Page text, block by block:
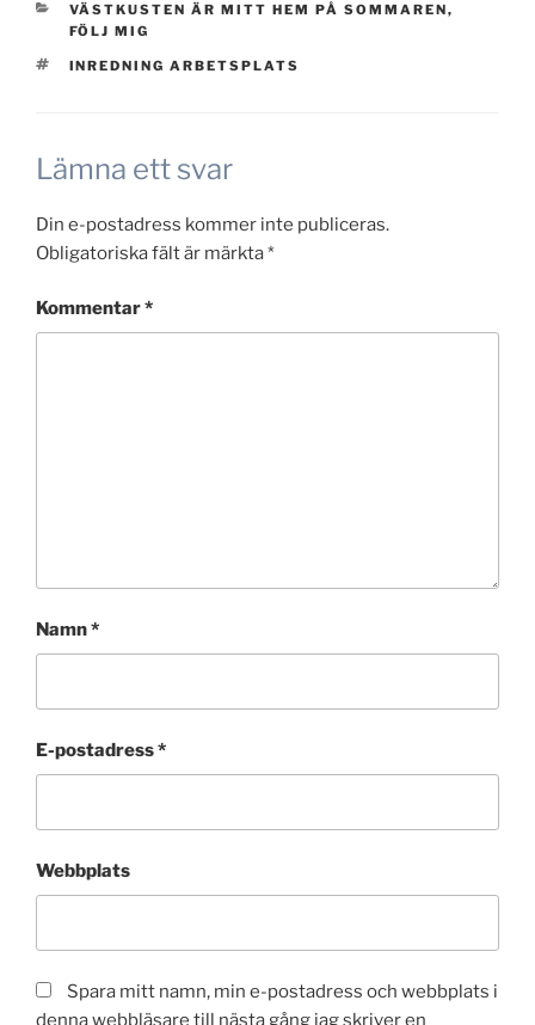
KATEGORIER
VÄSTKUSTEN ÄR MITT HEM PÅ SOMMAREN,
FÖLJ MIG
TAGGAR
INREDNING ARBETSPLATS
Lämna ett svar
Din e-postadress kommer inte publiceras.
Obligatoriska fält är märkta*
Kommentar*
Namn*
E-postadress*
Webbplats
Spara mitt namn, min e-postadress och webbplats i
denna webbläsare till nästa gång jag skriver en